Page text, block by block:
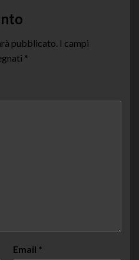
pubblicato. I campi
*
Email *